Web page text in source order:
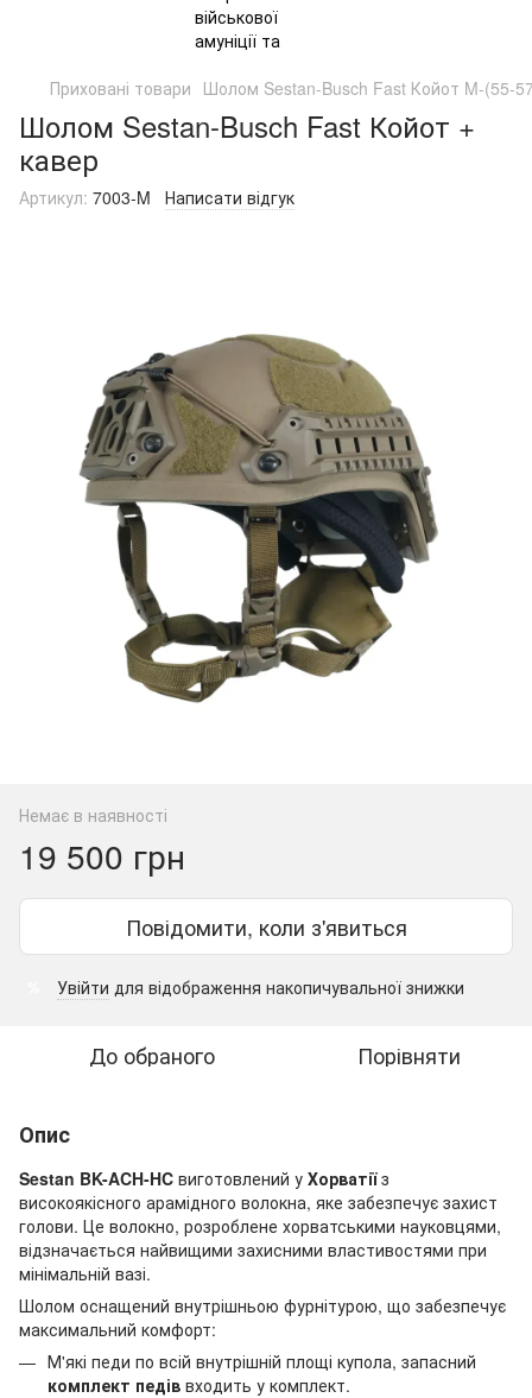
Приховані товари Шолом Sestan-Busch Fast Койот M-(55-
Шолом Sestan-Busch Fast Койот +
кавер
Артикул: 7003-M Написати відгук
Немає в наявності
19 500 грн
Повідомити, коли з'явиться
Увійти для відображення накопичувальної знижки
До обраного Порівняти
Опис
Sestan BK-ACH-HC виготовлений у Хорватіїз
високоякісного арамідного волокна, яке забезпечує захист
голови. Це волокно, розроблене хорватськими науковцями,
відзначається найвищими захисними властивостями при
мінімальній вазі.
Шолом оснащений внутрішньою фурнітурою, що забезпечує
максимальний комфорт:
М'які педи по всій внутрішній площі купола, запасний
комплект педів входить у комплект.